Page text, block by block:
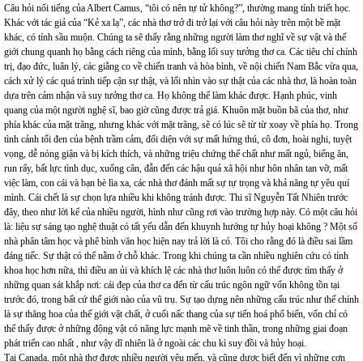
Câu hỏi nổi tiếng của Albert Camus, “tôi có nên tự tử không?”, thường mang tính triết học.
Khác với tác giả của “Kẻ xa lạ”, các nhà thơ trở đi trở lại với câu hỏi này trên một bề mặt
khác, có tính sầu muộn. Chúng ta sẽ thấy rằng những người làm thơ nghĩ về sự vật và thế
giới chung quanh họ bằng cách riêng của mình, bằng lối suy tưởng thơ ca. Các tiêu chí chính
trị, đạo đức, luân lý, các giằng co về chiến tranh và hòa bình, về nội chiến Nam Bắc vừa qua,
cách xử lý các quá trình tiếp cận sự thật, và lối nhìn vào sự thật của các nhà thơ, là hoàn toàn
dựa trên cảm nhận và suy tưởng thơ ca. Họ không thể làm khác được. Hạnh phúc, vinh
quang của một người nghệ sĩ, bao giờ cũng được trả giá. Khuôn mặt buồn bã của thơ, như
phía khác của mặt trãng, nhưng khác với mặt trãng, sẽ có lúc sẽ từ từ xoay về phía họ. Trong
tình cảnh tối đen của bệnh trầm cảm, đối diện với sự mất hứng thú, cô đơn, hoài nghi, tuyệt
vọng, dễ nóng giận và bị kích thích, và những triệu chứng thể chất như mất ngủ, biếng ăn,
run rẩy, bất lực tình dục, xuống cân, đẫn đến các hậu quả xã hội như hôn nhân tan vỡ, mất
việc làm, con cái và bạn bè lìa xa, các nhà thơ đánh mất sự tự trọng và khả năng tự yêu quí
mình. Cái chết là sự chọn lựa nhiều khi không tránh được. Thi sĩ Nguyễn Tất Nhiên trước
đây, theo như lời kể của nhiều người, hình như cũng rơi vào trường hợp này. Có một câu hỏi
là: liệu sự sáng tạo nghệ thuật có tất yếu dẫn đến khuynh hướng tự hủy hoại không ? Một số
nhà phân tâm học và phê bình văn học hiện nay trả lời là có. Tôi cho rằng đó là điều sai lầm
đáng tiếc. Sự thật có thể nằm ở chỗ khác. Trong khi chúng ta cần nhiều nghiên cứu có tính
khoa học hơn nữa, thì điều an ủi và khích lệ các nhà thơ luôn luôn có thể được tìm thấy ở
những quan sát khắp nơi: cái đẹp của thơ ca đến từ cấu trúc ngôn ngữ vốn không tồn tại
trước đó, trong bất cứ thế giới nào của vũ trụ. Sự tạo dựng nên những cấu trúc như thế chính
là sự thăng hoa của thế giới vật chất, ở cuối nấc thang của sự tiến hoá phổ biến, vốn chỉ có
thể thấy được ở những động vật có năng lực mạnh mẽ về tinh thần, trong những giai đoạn
phát triển cao nhất , như vậy dĩ nhiên là ở ngoài các chu kì suy đồi và hủy hoại.
Tại Canada, một nhà thơ được nhiều người yêu mến, và cũng dược biết đến vì những cơn